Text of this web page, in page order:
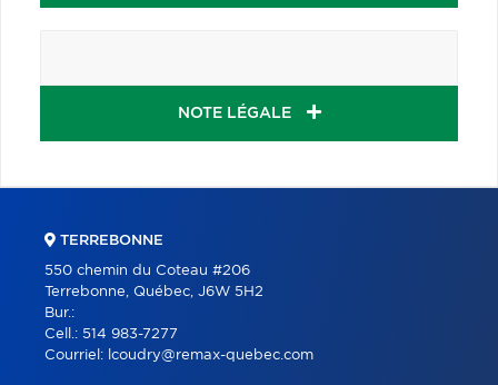
NOTE LÉGALE
TERREBONNE
550 chemin du Coteau #206
Terrebonne, Québec, J6W 5H2
Bur.:
Cell.: 514 983-7277
Courriel: lcoudry@remax-quebec.com